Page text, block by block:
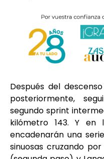
Después del
posteriormente,
segundo sprint
kilómetro 143. Y en
encadenarán una
sinuosas cruzando